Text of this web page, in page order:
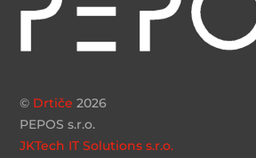
Top
© Drtiče 2026
PEPOS s.r.o.
JKTech IT Solutions s.r.o.